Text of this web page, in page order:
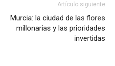
Artículo siguiente
Murcia: la ciudad de las flores
millonarias y las prioridades
invertidas